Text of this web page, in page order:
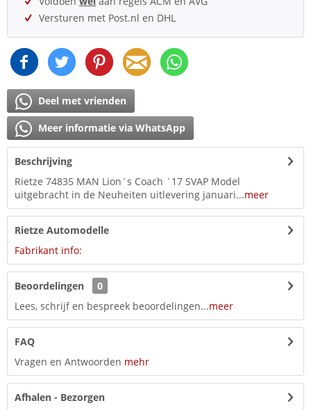
Versturen met Post.nl en DHL
Deel met vrienden
Meer informatie via WhatsApp
Beschrijving
Rietze 74835 MAN Lion´s Coach ´17 SVAP Model
uitgebracht in de Neuheiten uitlevering januari...meer
Rietze Automodelle
Fabrikant info:
Beoordelingen
0
Lees, schrijf en bespreek beoordelingen...meer
FAQ
Vragen en Antwoorden mehr
Afhalen - Bezorgen